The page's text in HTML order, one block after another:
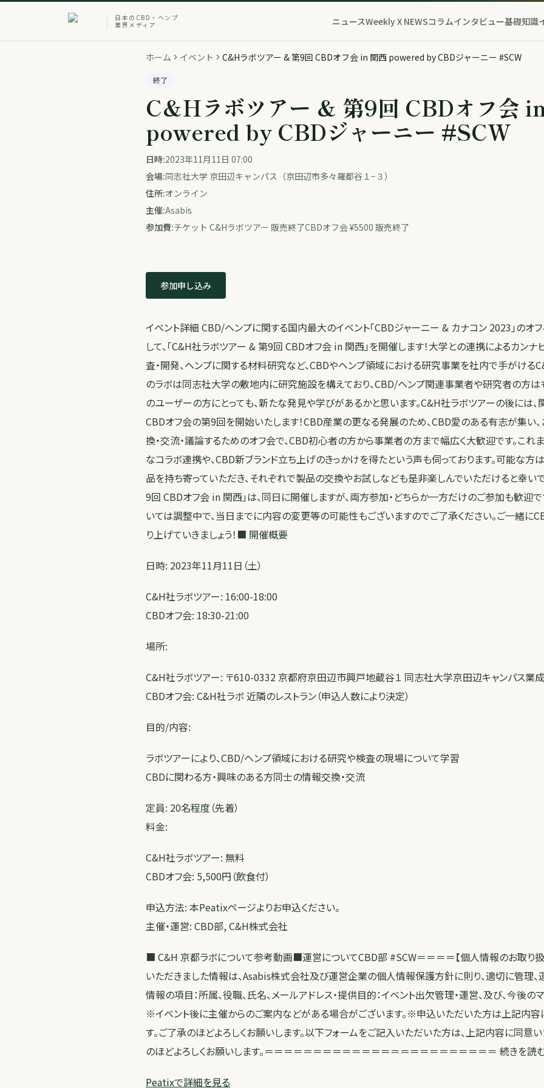
日本のCBD・ヘンプ
業界メディア
ニュースWeekly X NEWSコラムインタビュー基礎知識
ホーム イベント C&Hラボツアー & 第9回 CBDオフ会 in 関西 powered by CBDジャーニー #SCW
終了
C&Hラボツアー & 第9回 CBDオフ会
powered by CBDジャーニー #SCW
日時:2023年11月11日 07:00
会場:同志社大学 京田辺キャンパス（京田辺市多々羅都谷１−３）
住所:オンライン
主催:Asabis
参加費:チケット C&Hラボツアー 販売終了CBDオフ会 ¥5500 販売終了
参加申し込み
イベント詳細 CBD/ヘンプに関する国内最大のイベント「CBDジャーニー & カナコン 2023」のオフ
して、「C&H社ラボツアー & 第9回 CBDオフ会 in 関西」を開催します！大学との連携によるカン
査・開発、ヘンプに関する材料研究など、CBDやヘンプ領域における研究事業を社内で手がける
のラボは同志社大学の敷地内に研究施設を構えており、CBD/ヘンプ関連事業者や研究者の方は
のユーザーの方にとっても、新たな発見や学びがあるかと思います。C&H社ラボツアーの後には
CBDオフ会の第9回を開始いたします！CBD産業の更なる発展のため、CBD愛のある有志が集い
換・交流・議論するためのオフ会で、CBD初心者の方から事業者の方まで幅広く大歓迎です。これ
なコラボ連携や、CBD新ブランド立ち上げのきっかけを得たという声も伺っております。可能な
品を持ち寄っていただき、それぞれで製品の交換やお試しなども是非楽しんでいただけると幸いで
9回 CBDオフ会 in 関西」は、同日に開催しますが、両方参加・どちらか一方だけのご参加も歓迎
いては調整中で、当日までに内容の変更等の可能性もございますのでご了承ください。ご一緒に
り上げていきましょう！■ 開催概要
日時: 2023年11月11日（土）
C&H社ラボツアー: 16:00-18:00
CBDオフ会: 18:30-21:00
場所:
C&H社ラボツアー: 〒610-0332 京都府京田辺市興戸地蔵谷１ 同志社大学京田辺キャンパス業
CBDオフ会: C&H社ラボ 近隣のレストラン（申込人数により決定）
目的/内容:
ラボツアーにより、CBD/ヘンプ領域における研究や検査の現場について学習
CBDに関わる方・興味のある方同士の情報交換・交流
定員: 20名程度（先着）
料金:
C&H社ラボツアー: 無料
CBDオフ会: 5,500円（飲食付）
申込方法: 本Peatixページよりお申込ください。
主催・運営: CBD部, C&H株式会社
■ C&H 京都ラボについて参考動画■運営についてCBD部 #SCW＝＝＝＝【個人情報のお取り
いただきました情報は、Asabis株式会社及び運営企業の個人情報保護方針に則り、適切に管理、
情報の項目：所属、役職、氏名、メールアドレス・提供目的：イベント出欠管理・運営、及び、今後
※イベント後に主催からのご案内などがある場合がございます。※申込いただいた方は上記内
す。ご了承のほどよろしくお願いします。以下フォームをご記入いただいた方は、上記内容に同意
のほどよろしくお願いします。＝＝＝＝＝＝＝＝＝＝＝＝＝＝＝＝＝＝＝＝＝＝＝＝ 続きを読
Peatixで詳細を見る